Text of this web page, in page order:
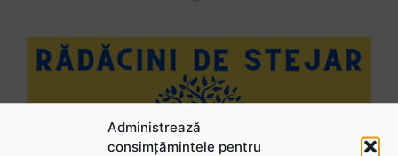
Administrează
consimțămintele pentru